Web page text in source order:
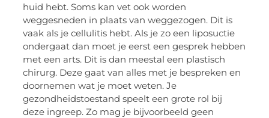
huid hebt. Soms kan vet ook worden
weggesneden in plaats van weggezogen. Dit is
vaak als je cellulitis hebt. Als je zo een liposuctie
ondergaat dan moet je eerst een gesprek hebben
met een arts. Dit is dan meestal een plastisch
chirurg. Deze gaat van alles met je bespreken en
doornemen wat je moet weten. Je
gezondheidstoestand speelt een grote rol bij
deze ingreep. Zo mag je bijvoorbeeld geen